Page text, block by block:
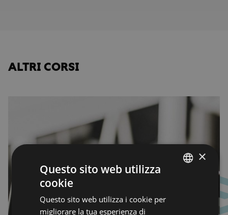
ALTRI CORSI
×
Questo sito web utilizza
cookie
Questo sito web utilizza i cookie per
migliorare la tua esperienza di